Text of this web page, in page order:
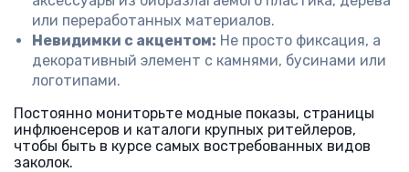
или переработанных материалов.
Невидимки с акцентом: Не просто фиксация, а
декоративный элемент с камнями, бусинами или
логотипами.
Постоянно мониторьте модные показы, страницы
инфлюенсеров и каталоги крупных ритейлеров,
чтобы быть в курсе самых востребованных видов
заколок.